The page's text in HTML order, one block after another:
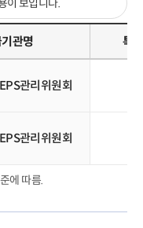
이 보입니다.
관명 특
관리위원회
관리위원회
에 따름.